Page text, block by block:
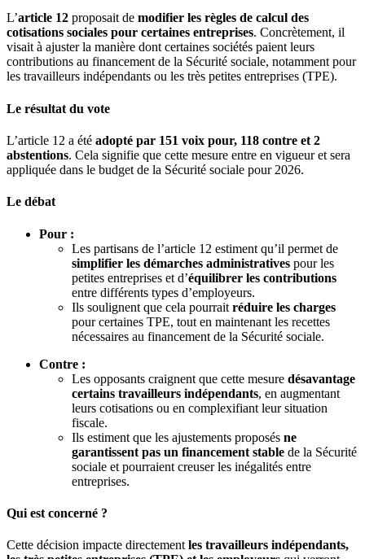
L’article 12 proposait de modifier les règles de calcul des
cotisations sociales pour certaines entreprises. Concrètement, il
visait à ajuster la manière dont certaines sociétés paient leurs
contributions au financement de la Sécurité sociale, notamment pour
les travailleurs indépendants ou les très petites entreprises (TPE).
Le résultat du vote
L’article 12 a été adopté par 151 voix pour, 118 contre et 2
abstentions. Cela signifie que cette mesure entre en vigueur et sera
appliquée dans le budget de la Sécurité sociale pour 2026.
Le débat
Pour :
Les partisans de l’article 12 estiment qu’il permet de
simplifier les démarches administratives pour les
petites entreprises et d’équilibrer les contributions
entre différents types d’employeurs.
Ils soulignent que cela pourrait réduire les charges
pour certaines TPE, tout en maintenant les recettes
nécessaires au financement de la Sécurité sociale.
Contre :
Les opposants craignent que cette mesure désavantage
certains travailleurs indépendants, en augmentant
leurs cotisations ou en complexifiant leur situation
fiscale.
Ils estiment que les ajustements proposés ne
garantissent pas un financement stable de la Sécurité
sociale et pourraient creuser les inégalités entre
entreprises.
Qui est concerné ?
Cette décision impacte directement les travailleurs indépendants,